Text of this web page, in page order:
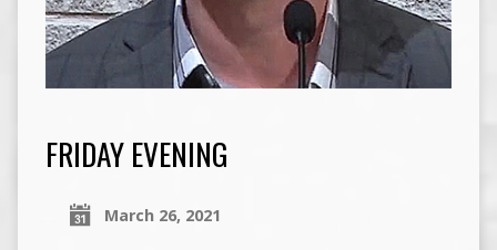
FRIDAY EVENING
March 26, 2021